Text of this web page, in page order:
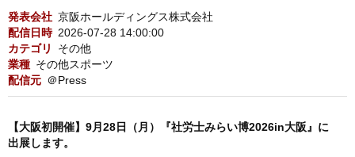
発表会社 京阪ホールディングス株式会社
配信日時 2026-07-28 14:00:00
カテゴリ
その他
業種 その他スポーツ
配信元 ＠Press
【大阪初開催】9月28日（月）『社労士みらい博2026in大阪』に
出展します。